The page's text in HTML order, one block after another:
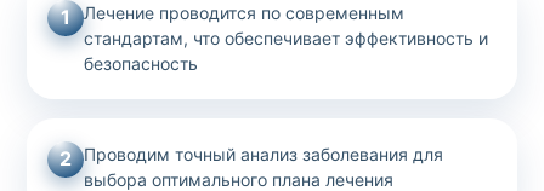
1
Лечение проводится по современным
стандартам, что обеспечивает эффективность и
безопасность
2
Проводим точный анализ заболевания для
выбора оптимального плана лечения